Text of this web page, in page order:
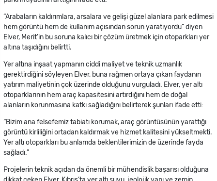
“Arabaların kaldırımlara, arsalara ve gelişi güzel alanlara park edilmesi
hem görüntü hem de kullanım açısından sorun yaratıyordu” diyen
Elver, Merit’in bu soruna kalıcı bir çözüm üretmek için otoparkları yer
altına taşıdığını belirtti.
Yer altına inşaat yapmanın ciddi maliyet ve teknik uzmanlık
gerektirdiğini söyleyen Elver, buna rağmen ortaya çıkan faydanın
yatırım maliyetinin çok üzerinde olduğunu vurguladı. Elver, yer altı
otoparklarının hem araç kapasitesini artırdığını hem de doğal
alanların korunmasına katkı sağladığını belirterek şunları ifade etti:
“Bizim ana felsefemiz tabiatı korumak, araç görüntüsünün yarattığı
görüntü kirliliğini ortadan kaldırmak ve hizmet kalitesini yükseltmekti.
Yer altı otoparkları bu anlamda beklentilerimizin de üzerinde fayda
sağladı.”
Projelerin teknik açıdan da önemli bir mühendislik başarısı olduğuna